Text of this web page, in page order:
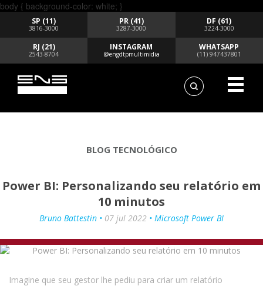
body { background-color: white; }
SP (11)
3816-3000
PR (41)
3287-3000
DF (61)
3224-3000
RJ (21)
2543-8704
INSTAGRAM
@engdtpmultimidia
WHATSAPP
(11) 947437801
BLOG TECNOLÓGICO
Power BI: Personalizando seu relatório em
10 minutos
Bruno Battestin • 07 jul 2022 • Microsoft Power BI
Imagine que seu gestor lhe pediu para criar um relatório